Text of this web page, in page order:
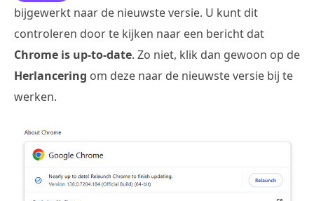
bijgewerkt naar de nieuwste versie. U kunt dit
controleren door te kijken naar een bericht dat
Chrome is up-to-date. Zo niet, klik dan gewoon op de
Herlancering om deze naar de nieuwste versie bij te
werken.